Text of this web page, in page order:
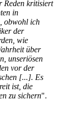
Reden kritisiert
in
obwohl ich
der
wie
über
unseriösen
vor der
[...]. Es
ist, die
zu sichern".